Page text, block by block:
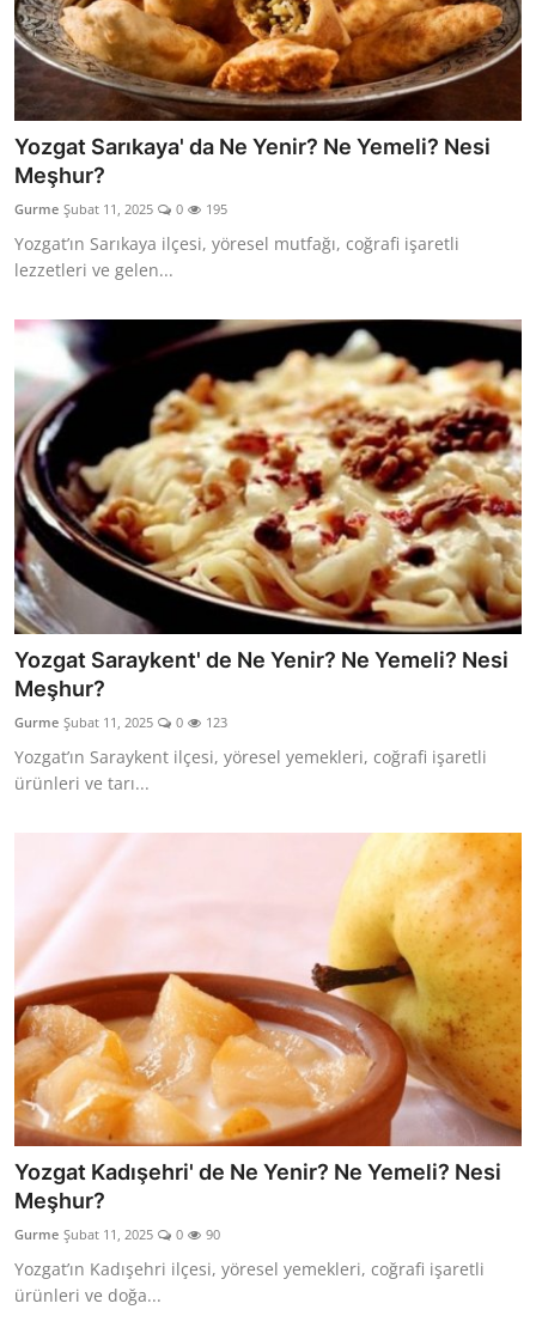
Yozgat Sarıkaya' da Ne Yenir? Ne Yemeli? Nesi
Meşhur?
Gurme Şubat 11, 2025 0 195
Yozgat’ın Sarıkaya ilçesi, yöresel mutfağı, coğrafi işaretli
lezzetleri ve gelen...
Yozgat Saraykent' de Ne Yenir? Ne Yemeli? Nesi
Meşhur?
Gurme Şubat 11, 2025 0 123
Yozgat’ın Saraykent ilçesi, yöresel yemekleri, coğrafi işaretli
ürünleri ve tarı...
Yozgat Kadışehri' de Ne Yenir? Ne Yemeli? Nesi
Meşhur?
Gurme Şubat 11, 2025 0 90
Yozgat’ın Kadışehri ilçesi, yöresel yemekleri, coğrafi işaretli
ürünleri ve doğa...